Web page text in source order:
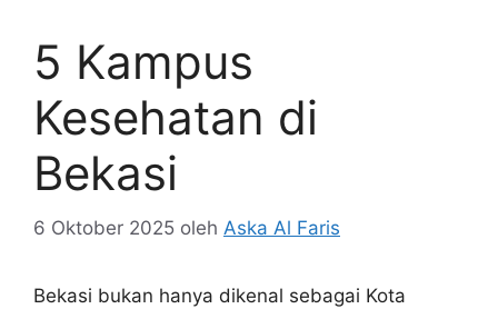
5 Kampus
Kesehatan di
Bekasi
6 Oktober 2025 oleh Aska Al Faris
Bekasi bukan hanya dikenal sebagai Kota